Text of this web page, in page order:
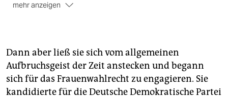
mehr anzeigen
Dann aber ließ sie sich vom allgemeinen
Aufbruchsgeist der Zeit anstecken und begann
sich für das Frauenwahlrecht zu engagieren. Sie
kandidierte für die Deutsche Demokratische Partei